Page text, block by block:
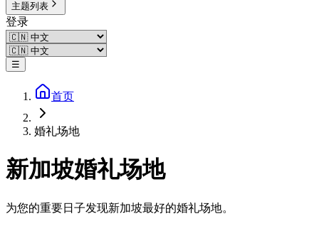
主题列表
登录
☰
首页
婚礼场地
新加坡婚礼场地
为您的重要日子发现新加坡最好的婚礼场地。